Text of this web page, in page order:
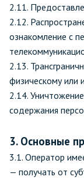
2.11.
2.12.
ознакомление с
2.13.
физическому или
2.14.
содержания
3. Основные
3.1. Оператор
— получать от